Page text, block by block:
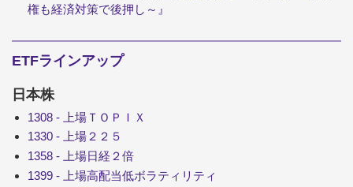
権も経済対策で後押し～』
ETFラインアップ
日本株
1308 - 上場ＴＯＰＩＸ
1330 - 上場２２５
1358 - 上場日経２倍
1399 - 上場高配当低ボラティリティ